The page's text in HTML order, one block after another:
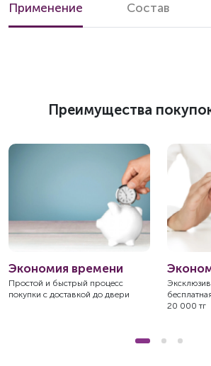
Применение Состав
Преимущества
Экономия времени
Простой и быстрый процесс
покупки с доставкой до двери
20 000 тг